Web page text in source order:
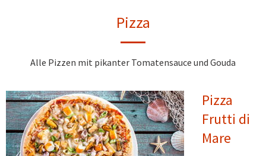
Pizza
Alle Pizzen mit pikanter Tomatensauce und Gouda
Pizza
Frutti di
Mare